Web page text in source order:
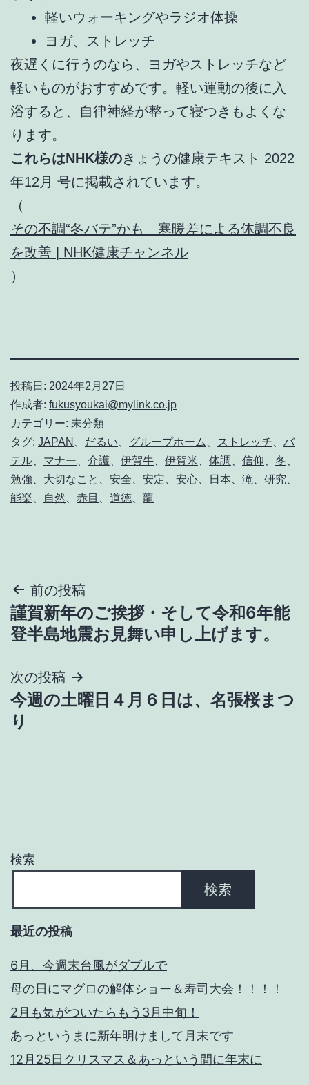
軽いウォーキングやラジオ体操
ヨガ、ストレッチ
夜遅くに行うのなら、ヨガやストレッチなど
軽いものがおすすめです。軽い運動の後に入
浴すると、自律神経が整って寝つきもよくな
ります。
これらはNHK様のきょうの健康テキスト 2022
年12月 号に掲載されています。
（
その不調“冬バテ”かも 寒暖差による体調不良
を改善 | NHK健康チャンネル
）
投稿日: 2024年2月27日
作成者: fukusyoukai@mylink.co.jp
カテゴリー: 未分類
タグ: JAPAN だるい グループホーム ストレッチ
バ
テル
マナー 介護 伊賀牛 伊賀米 体調 信仰 冬
勉強
大切なこと 安全 安定 安心 日本 滝 研究
能楽
自然 赤目 道徳 龍
投
稿
ビ
ゲ
ン
前の投稿
謹賀新年のご挨拶・そして令和6年能
登半島地震お見舞い申し上げます。
次の投稿
今週の土曜日４月６日は、名張桜まつ
り
検索
検索
最近の投稿
6月、今週末台風がダブルで
母の日にマグロの解体ショー＆寿司大会！！！！
2月も気がついたらもう3月中旬！
あっというまに新年明けまして月末です
12月25日クリスマス＆あっという間に年末に